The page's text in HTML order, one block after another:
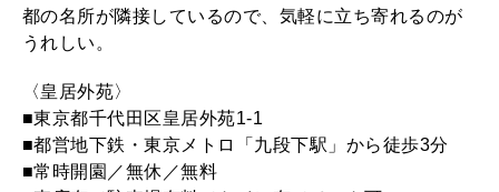
都の名所が隣接しているので、気軽に立ち寄れるのが
うれしい。
〈皇居外苑〉
■東京都千代田区皇居外苑1-1
■都営地下鉄・東京メトロ「九段下駅」から徒歩3分
■常時開園／無休／無料